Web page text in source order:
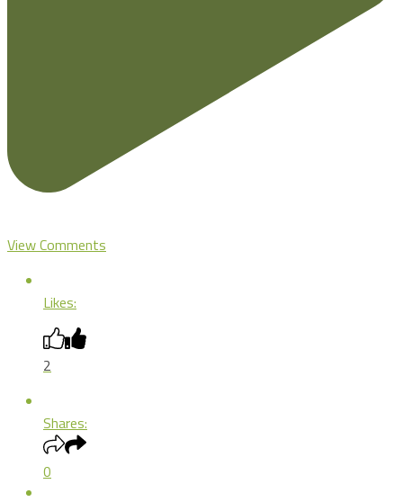
View Comments
Likes:
2
Shares:
0